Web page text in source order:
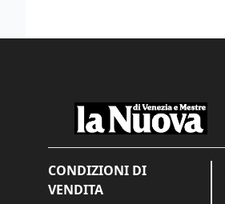
CONDIZIONI DI
VENDITA